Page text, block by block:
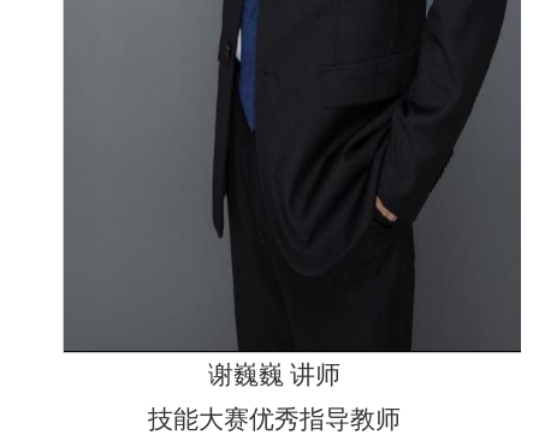
谢巍巍 讲师
技能大赛优秀指导教师